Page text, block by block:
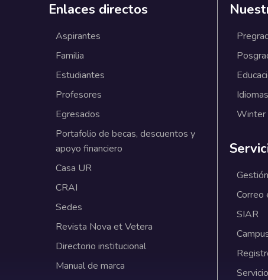
Enlaces directos
Aspirantes
Familia
Estudiantes
Profesores
Egresados
Portafolio de becas, descuentos y
apoyo financiero
Casa UR
CRAI
Sedes
Revista Nova et Vetera
Directorio institucional
Manual de marca
Idiomas
Winter
Correo
SIAR